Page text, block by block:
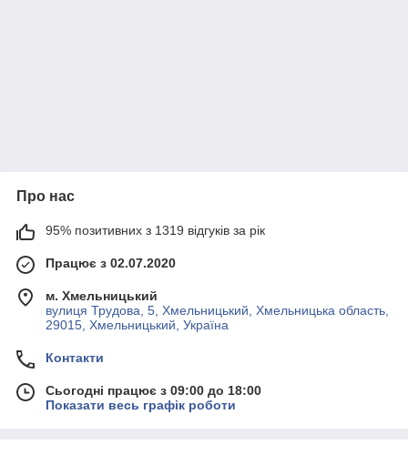
Про нас
95% позитивних з 1319 відгуків за рік
Працює з 02.07.2020
м. Хмельницький
вулиця Трудова, 5, Хмельницький, Хмельницька область,
29015, Хмельницький, Україна
Контакти
Сьогодні працює з 09:00 до 18:00
Показати весь графік роботи